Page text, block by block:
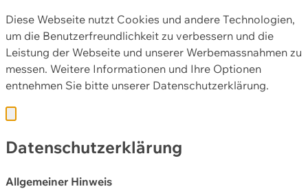
Diese Webseite nutzt Cookies und andere Technologien,
um die Benutzerfreundlichkeit zu verbessern und die
Leistung der Webseite und unserer Werbemassnahmen zu
messen. Weitere Informationen und Ihre Optionen
entnehmen Sie bitte unserer Datenschutzerklärung.
Datenschutzerklärung
Allgemeiner Hinweis